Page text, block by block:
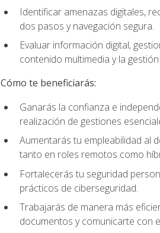
Identificar amenazas digitales,
dos pasos y navegación segura.
Evaluar información digital,
contenido multimedia y la
Cómo te beneficiarás:
Ganarás la confianza e
realización de gestiones
Aumentarás tu empleabilidad al
tanto en roles remotos como
Fortalecerás tu seguridad
prácticos de ciberseguridad.
Trabajarás de manera más
documentos y comunicarte con